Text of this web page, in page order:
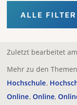
ALLE
Zuletzt bearbeitet am
Mehr zu den
Hochschule
Online Online